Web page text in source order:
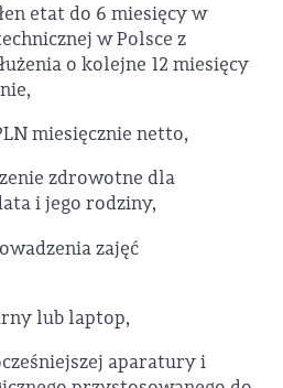
etat do 6 miesięcy w
w Polsce z
o kolejne 12 miesięcy
miesięcznie netto,
zdrowotne dla
i jego rodziny,
zajęć
lub laptop,
aparatury i